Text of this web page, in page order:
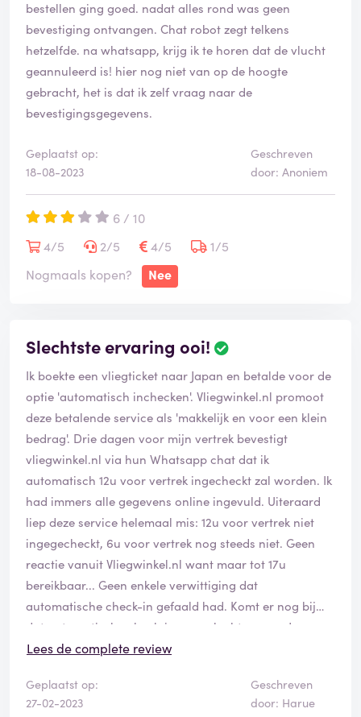
bestellen ging goed. nadat alles rond was geen
bevestiging ontvangen. Chat robot zegt telkens
hetzelfde. na whatsapp, krijg ik te horen dat de vlucht
geannuleerd is! hier nog niet van op de hoogte
gebracht, het is dat ik zelf vraag naar de
bevestigingsgegevens.
Geplaatst op:
18-08-2023
Geschreven
door: Anoniem
6 / 10
4/5
2/5 4/5
1/5
Nogmaals kopen?
Nee
Slechtste ervaring ooi!
Ik boekte een vliegticket naar Japan en betalde voor de
optie 'automatisch inchecken'. Vliegwinkel.nl promoot
deze betalende service als 'makkelijk en voor een klein
bedrag'. Drie dagen voor mijn vertrek bevestigt
vliegwinkel.nl via hun Whatsapp chat dat ik
automatisch 12u voor vertrek ingecheckt zal worden. Ik
had immers alle gegevens online ingevuld. Uiteraard
liep deze service helemaal mis: 12u voor vertrek niet
ingegecheckt, 6u voor vertrek nog steeds niet. Geen
reactie vanuit Vliegwinkel.nl want maar tot 17u
bereikbaar... Geen enkele verwittiging dat
automatische check-in gefaald had. Komt er nog bij
dat automatische check-in voor vluchten naar Japan
gewoonweg niet kan omdat je verplicht bent Covid
wist Vliegwinkel.nl uiteraard niet... Zeer
amateuristische club, zeer slechte ervaring. Door
Lees de complete review
Geplaatst op:
27-02-2023
Geschreven
door: Harue